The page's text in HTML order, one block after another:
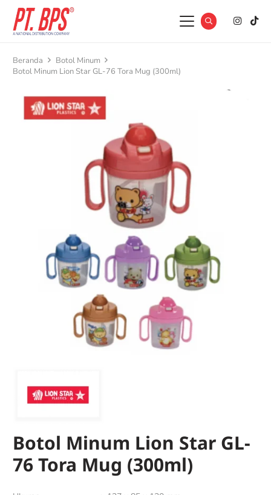
Beranda
Botol Minum
Botol Minum Lion Star GL-76 Tora Mug (300ml)
Botol Minum Lion Star GL-
76 Tora Mug (300ml)